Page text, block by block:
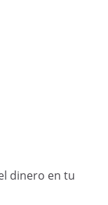
dinero en tu